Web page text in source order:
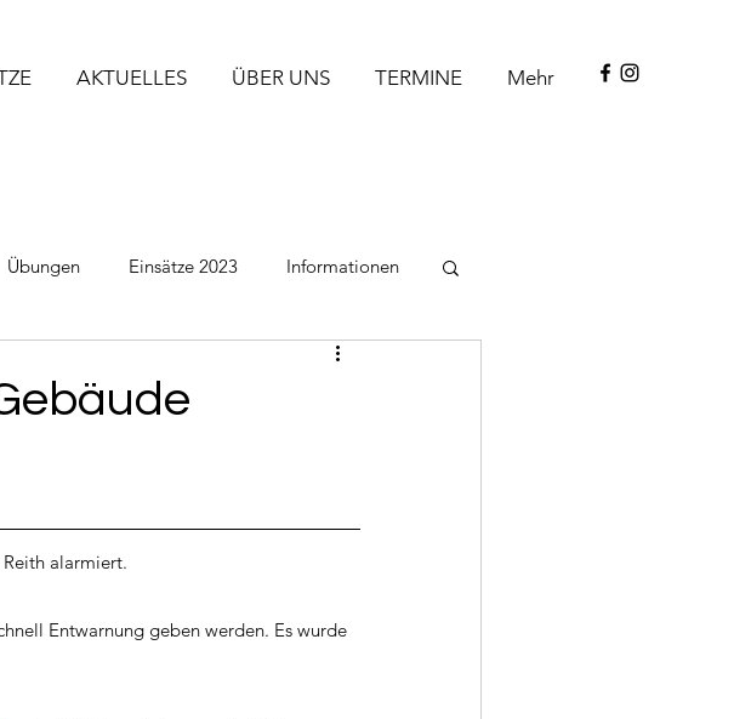
AKTUELLES ÜBER UNS TERMINE Mehr
Übungen Einsätze 2023 Informationen
alarmiert.
Entwarnung geben werden. Es wurde